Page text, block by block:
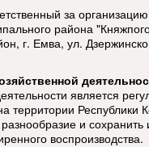
за
района
г. Емва, ул.
является
территории
и сохранить
воспроизводства.